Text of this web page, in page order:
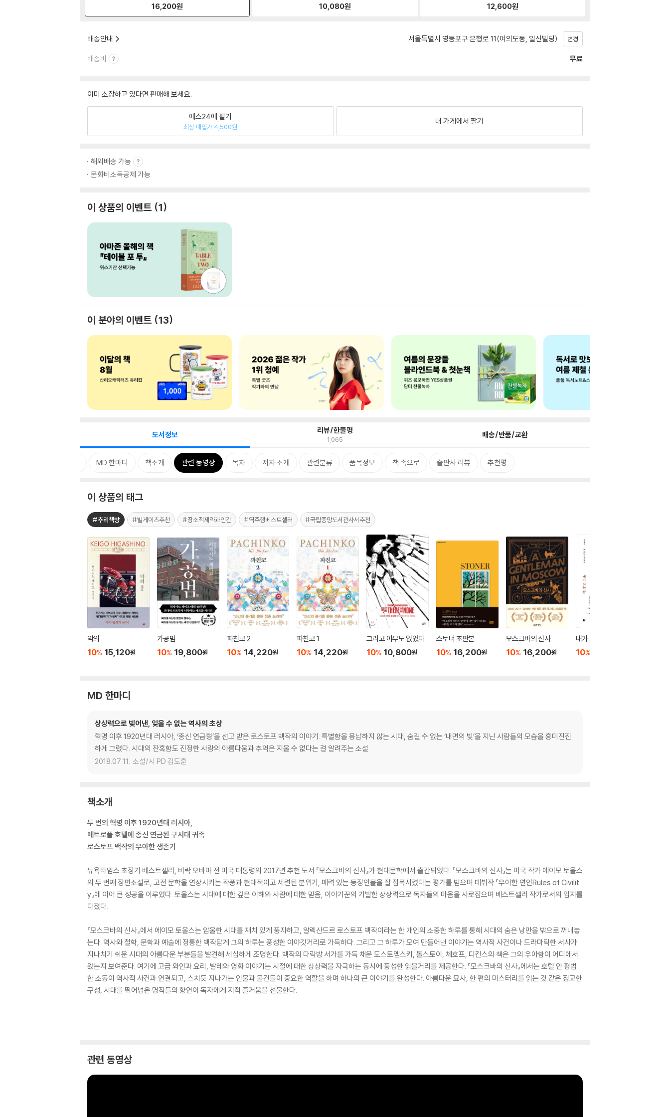
16,200원 10,080원 12,600원
배송안내 서울특별시 영등포구 은행로 11(여의도동, 일신빌딩) 변경
배송비 무료
이미 소장하고 있다면 판매해 보세요.
예스24에 팔기
최상 매입가 4,500원
내 가게에서 팔기
해외배송 가능
문화비소득공제 가능
이 상품의 이벤트 1
이 분야의 이벤트 13
도서정보 리뷰/한줄평
1,065 배송/반품/교환
MD 한마디 책소개 관련 동영상 목차 저자 소개 관련분류 품목정보 책 속으로 출판사 리뷰 추천평
이 상품의 태그
#추리책방 #빌게이츠추천 #장소적제약과인간 #역주행베스트셀러 #국립중앙도서관사서추천
악의
10% 15,120원
가공범
10% 19,800원
파친코 2
10% 14,220원
파친코 1
10% 14,220원
그리고 아무도 없었다
10% 10,800원
스토너 초판본
10% 16,200원
모스크바의 신사
10% 16,200원
내가 되는 꿈
10%
MD 한마디
상상력으로 빚어낸, 잊을 수 없는 역사의 초상
혁명 이후 1920년대 러시아, ‘종신 연금형’을 선고 받은 로스토프 백작의 이야기. 특별함을 용납하지 않는 시대, 숨길 수 없는 ‘내면의 빛’을 지닌 사람들의 모습을 흥미진진
하게 그렸다. 시대의 잔혹함도 진정한 사랑의 아름다움과 추억은 지울 수 없다는 걸 알려주는 소설.
2018.07.11. 소설/시 PD 김도훈
책소개
두 번의 혁명 이후 1920년대 러시아,
메트로폴 호텔에 종신 연금된 구시대 귀족
로스토프 백작의 우아한 생존기
뉴욕타임스 초장기 베스트셀러, 버락 오바마 전 미국 대통령의 2017년 추천 도서 『모스크바의 신사』가 현대문학에서 출간되었다. 『모스크바의 신사』는 미국 작가 에이모 토울스
의 두 번째 장편소설로, 고전 문학을 연상시키는 작풍과 현대적이고 세련된 분위기, 매력 있는 등장인물을 잘 접목시켰다는 평가를 받으며 데뷔작 『우아한 연인Rules of Civilit
y』에 이어 큰 성공을 이루었다. 토울스는 시대에 대한 깊은 이해와 사람에 대한 믿음, 이야기꾼의 기발한 상상력으로 독자들의 마음을 사로잡으며 베스트셀러 작가로서의 입지를
다졌다.
『모스크바의 신사』에서 에이모 토울스는 암울한 시대를 재치 있게 풍자하고, 알렉산드르 로스토프 백작이라는 한 개인의 소중한 하루를 통해 시대의 숨은 낭만을 밖으로 꺼내놓
는다. 역사와 철학, 문학과 예술에 정통한 백작답게 그의 하루는 풍성한 이야깃거리로 가득하다. 그리고 그 하루가 모여 만들어낸 이야기는 역사적 사건이나 드라마틱한 서사가
지나치기 쉬운 시대의 아름다운 부분들을 발견해 세심하게 조명한다. 백작의 다락방 서가를 가득 채운 도스토옙스키, 톨스토이, 체호프, 디킨스의 책은 그의 우아함이 어디에서
왔는지 보여준다. 여기에 고급 와인과 요리, 발레와 영화 이야기는 시절에 대한 상상력을 자극하는 동시에 풍성한 읽을거리를 제공한다. 『모스크바의 신사』에서는 호텔 안 평범
한 소동이 역사적 사건과 연결되고, 스치듯 지나가는 인물과 물건들이 중요한 역할을 하며 하나의 큰 이야기를 완성한다. 아름다운 묘사, 한 편의 미스터리를 읽는 것 같은 정교한
구성, 시대를 뛰어넘은 명작들의 향연이 독자에게 지적 즐거움을 선물한다.
관련 동영상